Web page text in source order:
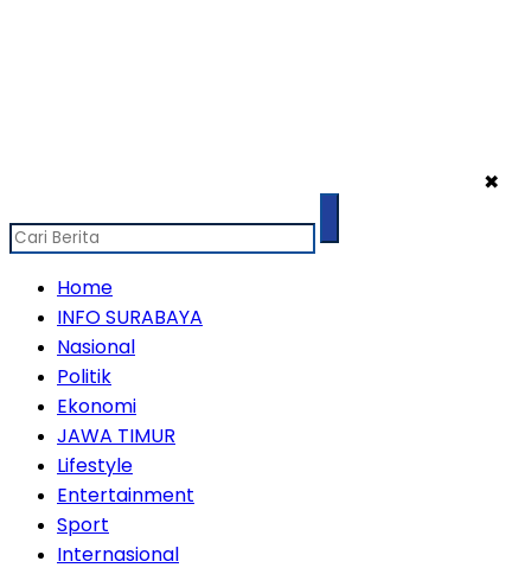
✖
Home
INFO SURABAYA
Nasional
Politik
Ekonomi
JAWA TIMUR
Lifestyle
Entertainment
Sport
Internasional